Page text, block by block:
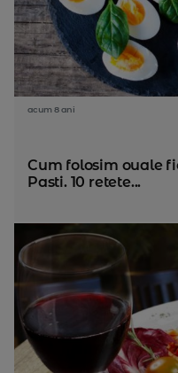
acum 8 ani
Cum folosim ouale
Pasti. 10 retete...